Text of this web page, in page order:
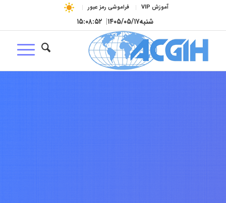
آموزش VIP فراموشی رمز عبور
شنبه۱۴۰۵/۰۵/۱۷| ۱۵:۰۸:۵۳